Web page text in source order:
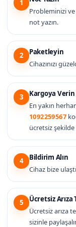
1
Probleminizi
not yazın.
2
Paketleyin
Cihazınızı
3
Kargoya Verin
En yakın
1092259567
ücretsiz
4
Bildirim Alın
Cihaz bize
5
Ücretsiz Arıza
Ücretsiz arıza
sizinle